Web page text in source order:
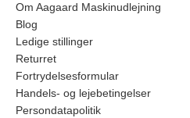
Om Aagaard Maskinudlejning
Blog
Ledige stillinger
Returret
Fortrydelsesformular
Handels- og lejebetingelser
Persondatapolitik